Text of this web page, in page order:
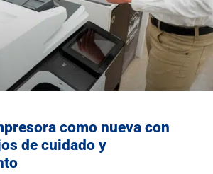
como nueva con
de cuidado y